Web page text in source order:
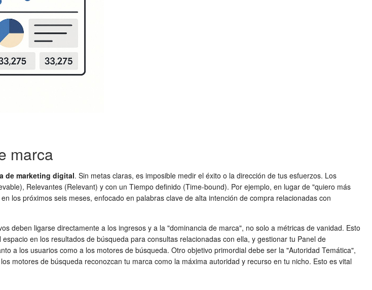
marca
de marketing digital. Sin metas claras, es imposible medir el éxito o la dirección de tus esfuerzos. Los
Relevantes (Relevant) y con un Tiempo definido (Time-bound). Por ejemplo, en lugar de "quiero más
los próximos seis meses, enfocado en palabras clave de alta intención de compra relacionadas con
deben ligarse directamente a los ingresos y a la "dominancia de marca", no solo a métricas de vanidad. Esto
en los resultados de búsqueda para consultas relacionadas con ella, y gestionar tu Panel de
a los usuarios como a los motores de búsqueda. Otro objetivo primordial debe ser la "Autoridad Temática",
motores de búsqueda reconozcan tu marca como la máxima autoridad y recurso en tu nicho. Esto es vital